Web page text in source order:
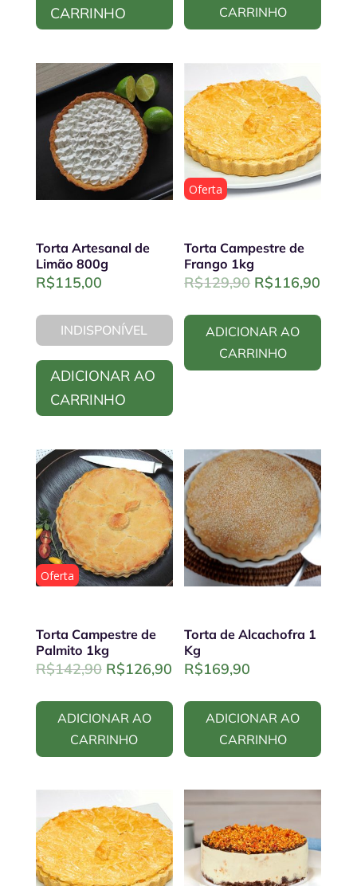
CARRINHO CARRINHO
Torta Artesanal de
Limão 800g
R$115,00
INDISPONÍVEL
ADICIONAR AO
CARRINHO
Oferta
Torta Campestre de
Frango 1kg
R$129,90 Original
was:
R$129,90.
R$116,90
is:
ADICIONAR AO
CARRINHO
Oferta
Torta Campestre de
Palmito 1kg
R$142,90 Original
was:
R$142,90.
R$126,90Current
is:
R$126,90.
ADICIONAR AO
CARRINHO
Torta de Alcachofra 1
Kg
R$169,90
ADICIONAR AO
CARRINHO